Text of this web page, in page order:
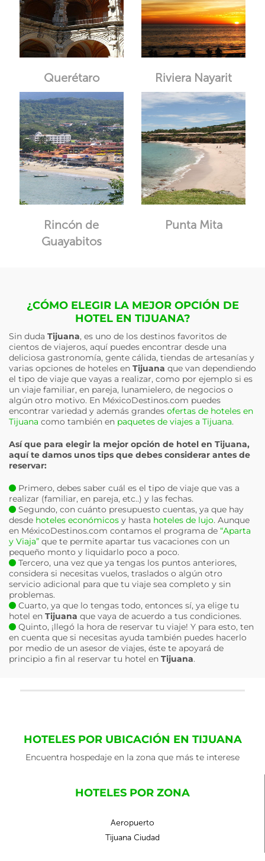
Querétaro Riviera Nayarit
Rincón de
Guayabitos
Punta Mita
¿CÓMO ELEGIR LA MEJOR OPCIÓN DE
HOTEL EN TIJUANA?
Sin duda Tijuana, es uno de los destinos favoritos de
cientos de viajeros, aquí puedes encontrar desde una
deliciosa gastronomía, gente cálida, tiendas de artesanías y
varias opciones de hoteles en Tijuana que van dependiendo
el tipo de viaje que vayas a realizar, como por ejemplo si es
un viaje familiar, en pareja, lunamielero, de negocios o
algún otro motivo. En MéxicoDestinos.com puedes
encontrar variedad y además grandes ofertas de hoteles en
Tijuana como también en paquetes de viajes a Tijuana.
Así que para elegir la mejor opción de hotel en Tijuana,
aquí te damos unos tips que debes considerar antes de
reservar:
Primero, debes saber cuál es el tipo de viaje que vas a
realizar (familiar, en pareja, etc..) y las fechas.
Segundo, con cuánto presupuesto cuentas, ya que hay
desde hoteles económicos y hasta hoteles de lujo. Aunque
en MéxicoDestinos.com contamos el programa de “Aparta
y Viaja” que te permite apartar tus vacaciones con un
pequeño monto y liquidarlo poco a poco.
Tercero, una vez que ya tengas los puntos anteriores,
considera si necesitas vuelos, traslados o algún otro
servicio adicional para que tu viaje sea completo y sin
problemas.
Cuarto, ya que lo tengas todo, entonces sí, ya elige tu
hotel en Tijuana que vaya de acuerdo a tus condiciones.
Quinto, ¡llegó la hora de reservar tu viaje! Y para esto, ten
en cuenta que si necesitas ayuda también puedes hacerlo
por medio de un asesor de viajes, éste te apoyará de
principio a fin al reservar tu hotel en Tijuana.
HOTELES POR UBICACIÓN EN TIJUANA
Encuentra hospedaje en la zona que más te interese
HOTELES POR ZONA
Aeropuerto
Tijuana Ciudad